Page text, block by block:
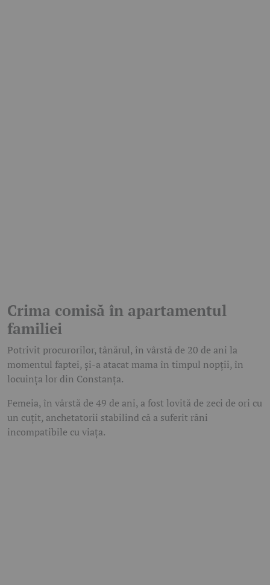
Crima comisă în apartamentul
familiei
Potrivit procurorilor, tânărul, în vârstă de 20 de ani la
momentul faptei, și-a atacat mama în timpul nopții, în
locuința lor din Constanța.
Femeia, în vârstă de 49 de ani, a fost lovită de zeci de ori cu
un cuțit, anchetatorii stabilind că a suferit răni
incompatibile cu viața.